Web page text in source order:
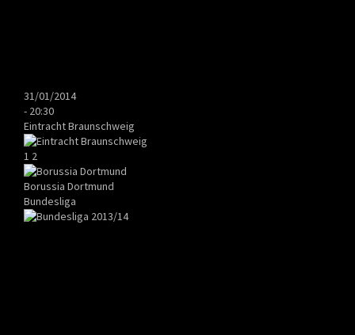
31/01/2014
- 20:30
Eintracht Braunschweig
1 2
Borussia Dortmund
Bundesliga